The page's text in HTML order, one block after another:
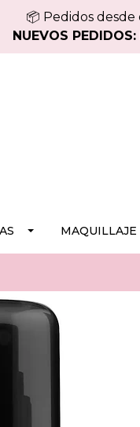
📦 Pedidos
NUEVOS
MAQUILLAJE